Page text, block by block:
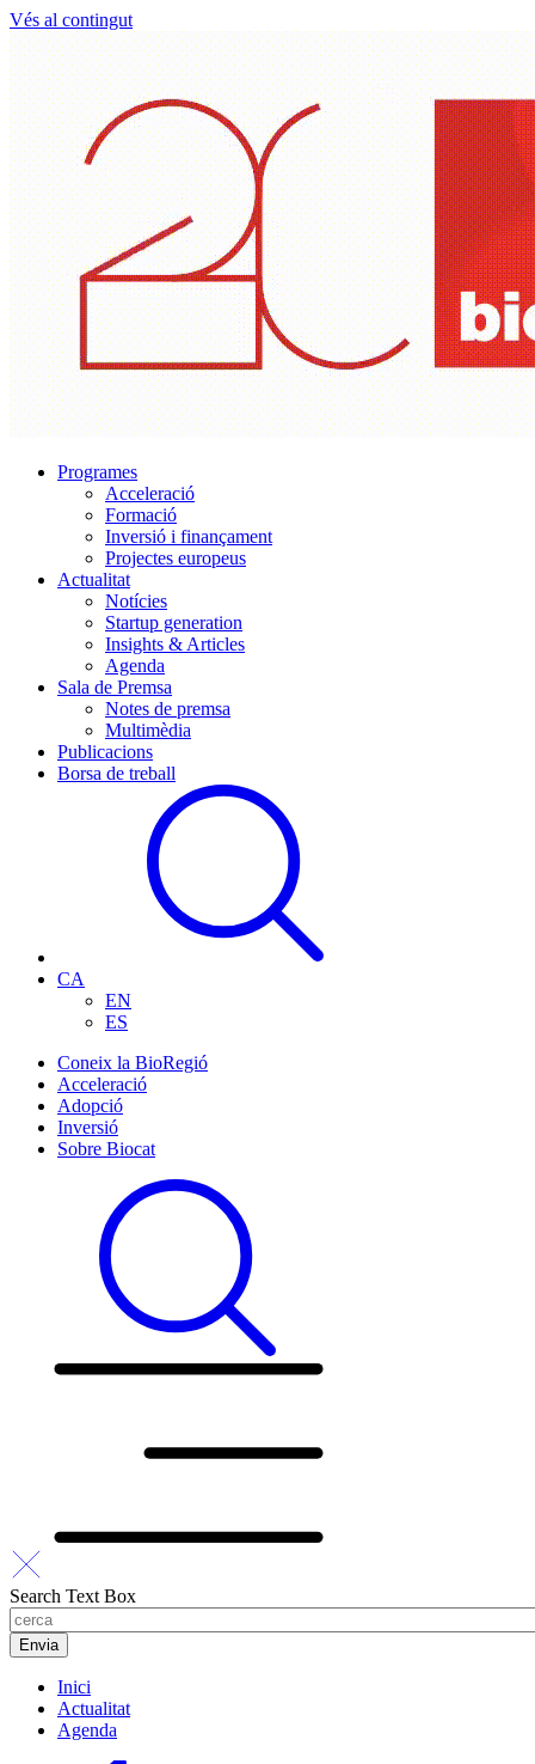
Vés al contingut
Programes
Acceleració
Formació
Inversió i finançament
Projectes europeus
Actualitat
Notícies
Startup generation
Insights & Articles
Agenda
Sala de Premsa
Notes de premsa
Multimèdia
Publicacions
Borsa de treball
CA
EN
ES
Coneix la BioRegió
Acceleració
Adopció
Inversió
Sobre Biocat
Search Text Box
Inici
Actualitat
Agenda